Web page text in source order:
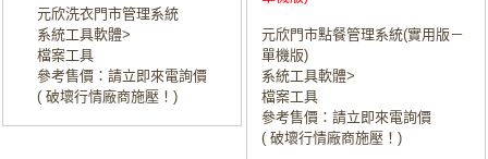
元欣洗衣門市管理系統
系統工具軟體>
檔案工具
參考售價：請立即來電詢價
( 破壞行情廠商施壓！)
元欣門市點餐管理系統(實用版－
單機版)
系統工具軟體>
檔案工具
參考售價：請立即來電詢價
( 破壞行情廠商施壓！)